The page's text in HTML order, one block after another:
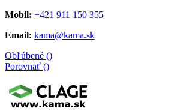
Mobil: +421 911 150 355
Email: kama@kama.sk
Obľúbené ()
Porovnať ()